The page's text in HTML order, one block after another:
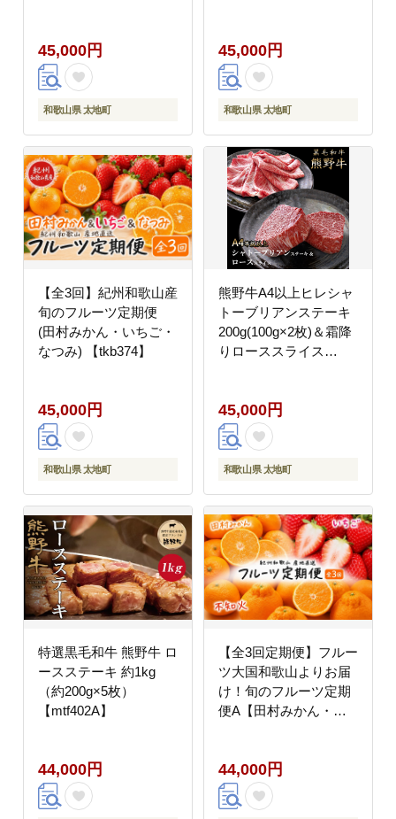
への配送不可（配送日
時指定不可）※北海
道・沖縄・離島への配
送不可 / 定期便 フルー
ゴ すいか 【ard-
tkb909】
45,000円
和歌山県 太地町
45,000円
和歌山県 太地町
【全3回】紀州和歌山産
旬のフルーツ定期便
(田村みかん・いちご・
なつみ) 【tkb374】
45,000円
和歌山県 太地町
熊野牛A4以上ヒレシャ
トーブリアンステーキ
200g(100g×2枚)＆霜降
りローススライス
45,000円
和歌山県 太地町
特選黒毛和牛 熊野牛 ロ
ースステーキ 約1kg
（約200g×5枚）
【mtf402A】
44,000円
【全3回定期便】フルー
ツ大国和歌山よりお届
け！旬のフルーツ定期
便A【田村みかん・ま
いちご 旬 定期便
【tkb350】
44,000円